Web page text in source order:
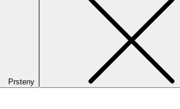
Prsteny